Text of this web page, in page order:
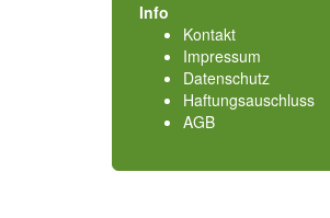
Info
Kontakt
Impressum
Datenschutz
Haftungsauschluss
AGB